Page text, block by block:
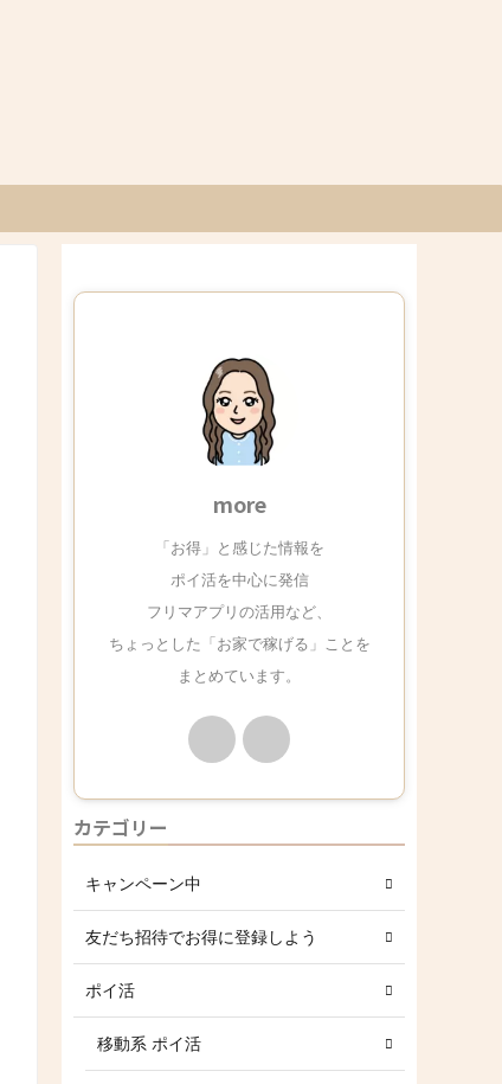
more
「お得」と感じた情報を
ポイ活を中心に発信
フリマアプリの活用など、
ちょっとした「お家で稼げる」ことを
まとめています。
カテゴリー
キャンペーン中
友だち招待でお得に登録しよう
ポイ活
移動系 ポイ活